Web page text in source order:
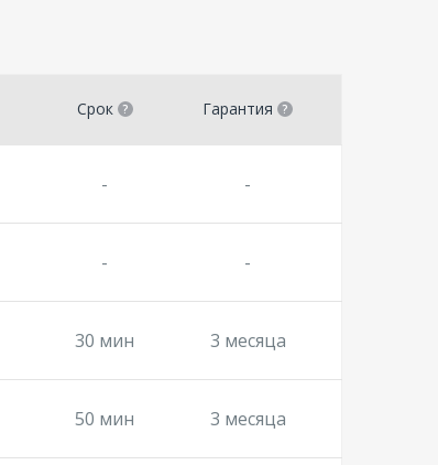
Срок Гарантия
- -
- -
30 мин 3 месяца
50 мин 3 месяца